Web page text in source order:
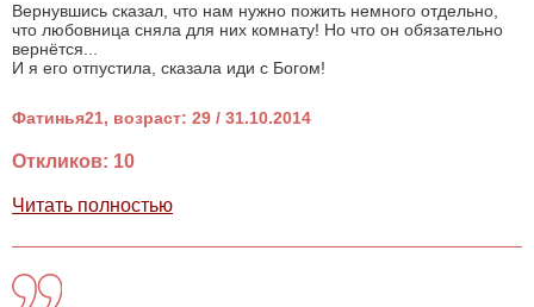
Вернувшись сказал, что нам нужно пожить немного отдельно,
что любовница сняла для них комнату! Но что он обязательно
вернётся...
И я его отпустила, сказала иди с Богом!
Фатинья21, возраст: 29 / 31.10.2014
Откликов: 10
Читать полностью